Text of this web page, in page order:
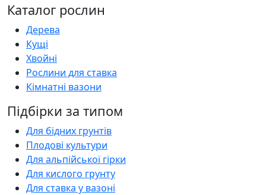
Каталог рослин
Дерева
Кущі
Хвойні
Рослини для ставка
Кімнатні вазони
Підбірки за типом
Для бідних грунтів
Плодові культури
Для альпійської гірки
Для кислого грунту
Для ставка у вазоні